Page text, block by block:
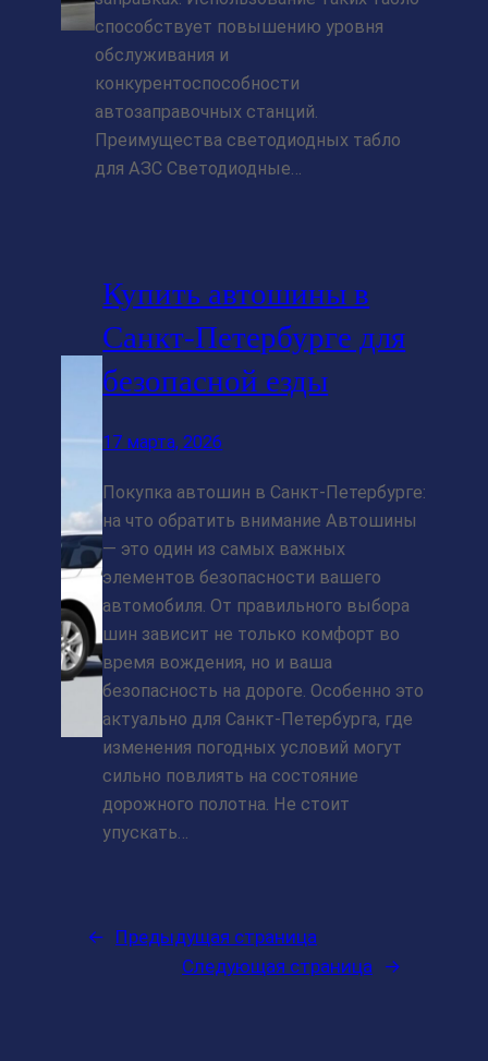
способствует повышению уровня
обслуживания и
конкурентоспособности
автозаправочных станций.
Преимущества светодиодных табло
для АЗС Светодиодные…
Купить автошины в
Санкт-Петербурге для
безопасной езды
17 марта, 2026
Покупка автошин в Санкт-Петербурге:
на что обратить внимание Автошины
— это один из самых важных
элементов безопасности вашего
автомобиля. От правильного выбора
шин зависит не только комфорт во
время вождения, но и ваша
безопасность на дороге. Особенно это
актуально для Санкт-Петербурга, где
изменения погодных условий могут
сильно повлиять на состояние
дорожного полотна. Не стоит
упускать…
← Предыдущая страница
Следующая страница →